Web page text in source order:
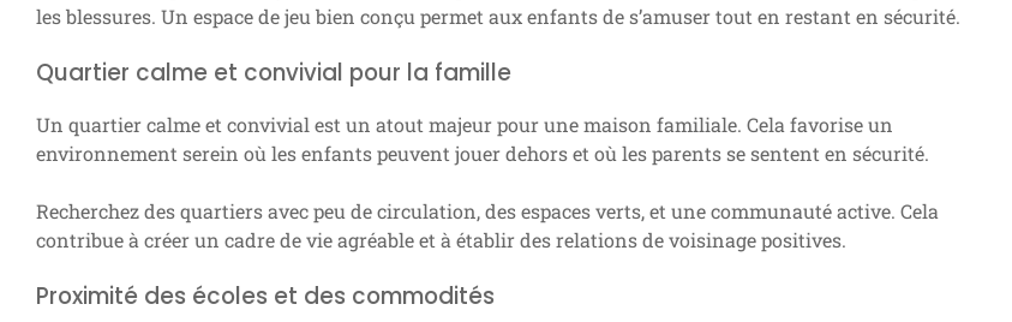
les blessures. Un espace de jeu bien conçu permet aux enfants de s’amuser tout en restant en sécurité.
Quartier calme et convivial pour la famille
Un quartier calme et convivial est un atout majeur pour une maison familiale. Cela favorise un
environnement serein où les enfants peuvent jouer dehors et où les parents se sentent en sécurité.
Recherchez des quartiers avec peu de circulation, des espaces verts, et une communauté active. Cela
contribue à créer un cadre de vie agréable et à établir des relations de voisinage positives.
Proximité des écoles et des commodités